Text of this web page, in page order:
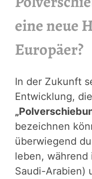
eine neue
Europäer?
In der Zukunft
Entwicklung,
bezeichnen
überwiegend
leben, während
Saudi-Arabien)